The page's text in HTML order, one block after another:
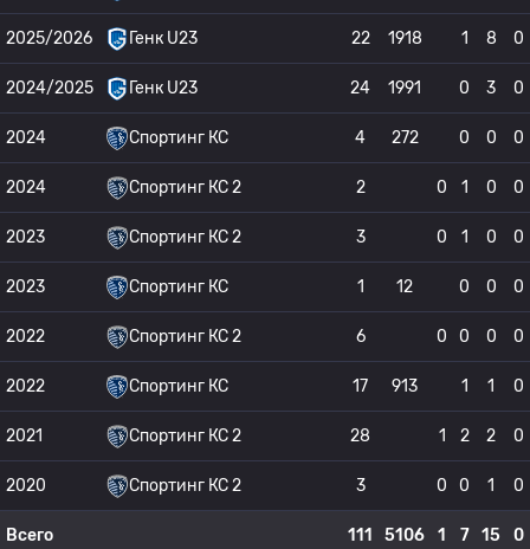
2025/2026 Генк U23 22 1918 1 8 0
2024/2025 Генк U23 24 1991 0 3 0
2024 Спортинг КС 4 272 0 0 0
2024 Спортинг КС 2 2 0 1 0 0
2023 Спортинг КС 2 3 0 1 0 0
2023 Спортинг КС 1 12 0 0 0
2022 Спортинг КС 2 6 0 0 0 0
2022 Спортинг КС 17 913 1 1 0
2021 Спортинг КС 2 28 1 2 2 0
2020 Спортинг КС 2 3 0 0 1 0
Всего 111 5106 1 7 15 0